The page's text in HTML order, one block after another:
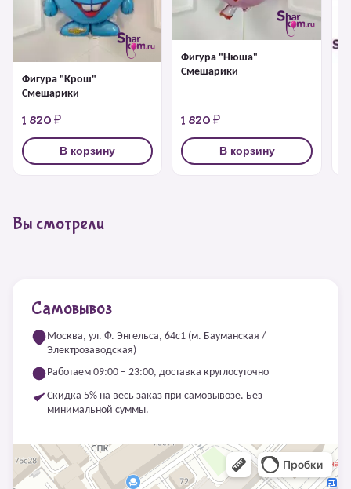
Фигура "Крош"
Смешарики
1 820 ₽
В корзину
Фигура "Нюша"
Смешарики
1 820 ₽
В корзину
Вы смотрели
Самовывоз
Москва, ул. Ф. Энгельса, 64с1 (м. Бауманская /
Электрозаводская)
Работаем 09:00 – 23:00, доставка круглосуточно
Скидка 5% на весь заказ при самовывозе. Без
минимальной суммы.